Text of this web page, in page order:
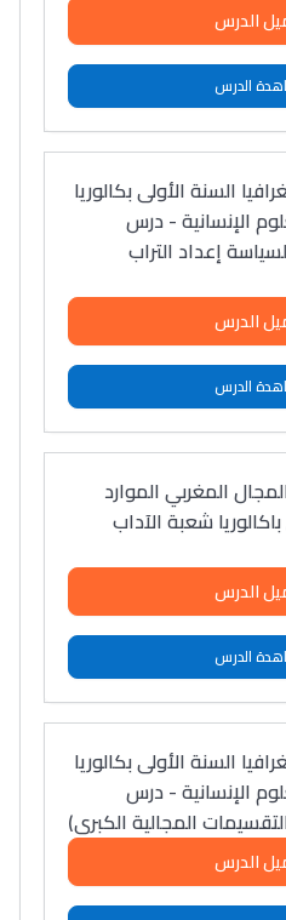
الدرس
الدرس
السنة الأولى بكالوريا
الإنسانية - درس
إعداد التراب
الدرس
الدرس
المغربي الموارد
شعبة الآداب
الدرس
الدرس
السنة الأولى بكالوريا
الإنسانية - درس
المجالية الكبرى)
الدرس